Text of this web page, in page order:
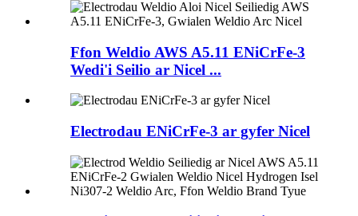
Ffon Weldio AWS A5.11 ENiCrFe-3
Wedi'i Seilio ar Nicel ...
Electrodau ENiCrFe-3 ar gyfer Nicel